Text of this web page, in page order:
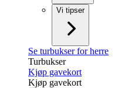
Vi tipser
Se turbukser for herre
Turbukser
Kjøp gavekort
Kjøp gavekort